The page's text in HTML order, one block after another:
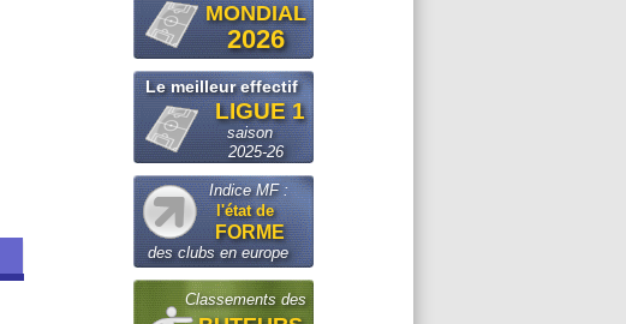
MONDIAL
2026
Le meilleur effectif
LIGUE 1
saison
2025-26
Indice MF :
l'état de
FORME
des clubs en europe
Classements des